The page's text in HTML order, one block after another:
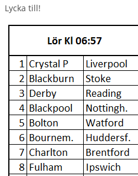
Lycka till!